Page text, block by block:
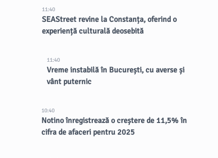
11:40
SEAStreet revine la Constanța, oferind o
experiență culturală deosebită
11:40
Vreme instabilă în București, cu averse și
vânt puternic
10:40
Notino înregistrează o creștere de 11,5% în
cifra de afaceri pentru 2025